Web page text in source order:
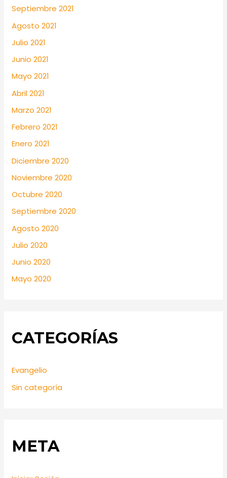
Septiembre 2021
Agosto 2021
Julio 2021
Junio 2021
Mayo 2021
Abril 2021
Marzo 2021
Febrero 2021
Enero 2021
Diciembre 2020
Noviembre 2020
Octubre 2020
Septiembre 2020
Agosto 2020
Julio 2020
Junio 2020
Mayo 2020
CATEGORÍAS
Evangelio
Sin categoría
META